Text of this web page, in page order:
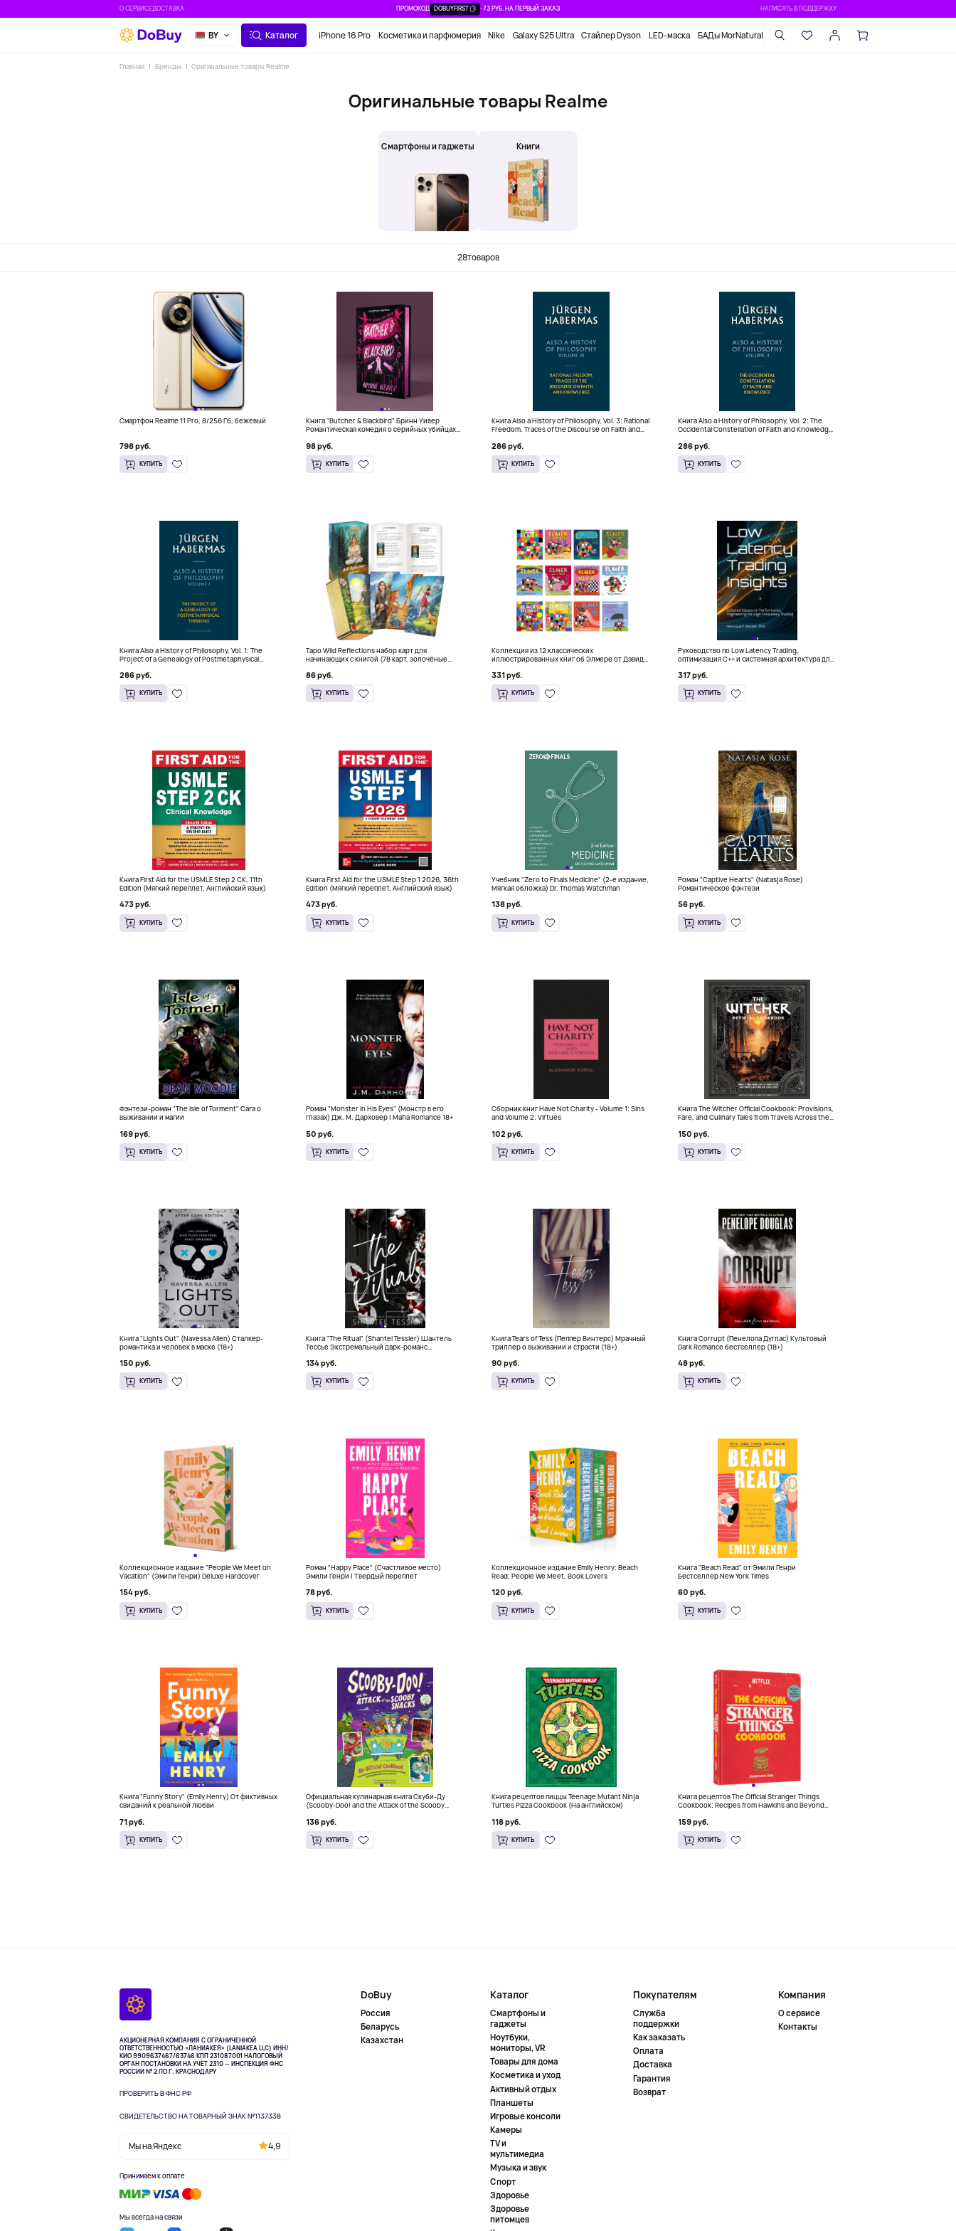
О СЕРВИСЕДОСТАВКА ПРОМОКОД DOBUYFIRST -73 РУБ. НА ПЕРВЫЙ ЗАКАЗ НАПИСАТЬ В ПОДДЕРЖКУ
BY Каталог iPhone 16 Pro Косметика и парфюмерия Nike Galaxy S25 Ultra Стайлер Dyson LED-маска БАДы MorNatural
Главная Бренды Оригинальные товары Realme
Оригинальные товары Realme
Смартфоны и гаджеты Книги
28товаров
Смартфон Realme 11 Pro, 8/256 Гб, бежевый
798 руб.
КУПИТЬ
Книга "Butcher & Blackbird" Бринн Уивер
Романтическая комедия о серийных убийцах
98 руб.
КУПИТЬ
Книга Also a History of Philosophy, Vol. 3: Rational
Freedom. Traces of the Discourse on Faith and
286 руб.
КУПИТЬ
Книга Also a History of Philosophy, Vol. 2: The
Occidental Constellation of Faith and Knowledge
286 руб.
КУПИТЬ
Книга Also a History of Philosophy, Vol. 1: The
Project of a Genealogy of Postmetaphysical
286 руб.
КУПИТЬ
Таро Wild Reflections набор карт для
начинающих с книгой (78 карт, золочёные
86 руб.
КУПИТЬ
Коллекция из 12 классических
иллюстрированных книг об Элмере от Дэвида
331 руб.
КУПИТЬ
Руководство по Low Latency Trading,
оптимизация C++ и системная архитектура для
317 руб.
КУПИТЬ
Книга First Aid for the USMLE Step 2 CK, 11th
Edition (Мягкий переплет, Английский язык)
473 руб.
КУПИТЬ
Книга First Aid for the USMLE Step 1 2026, 36th
Edition (Мягкий переплет, Английский язык)
473 руб.
КУПИТЬ
Учебник "Zero to Finals Medicine" (2-е издание,
Мягкая обложка) Dr. Thomas Watchman
138 руб.
КУПИТЬ
Роман "Captive Hearts" (Natasja Rose)
Романтическое фэнтези
56 руб.
КУПИТЬ
Фэнтези-роман "The Isle of Torment" Сага о
выживании и магии
169 руб.
КУПИТЬ
Роман "Monster in His Eyes" (Монстр в его
глазах) Дж. М. Дарховер | Mafia Romance 18+
50 руб.
КУПИТЬ
Сборник книг Have Not Charity - Volume 1: Sins
and Volume 2: Virtues
102 руб.
КУПИТЬ
Книга The Witcher Official Cookbook: Provisions,
Fare, and Culinary Tales from Travels Across the
150 руб.
КУПИТЬ
Книга "Lights Out" (Navessa Allen) Сталкер-
романтика и человек в маске (18+)
150 руб.
КУПИТЬ
Книга "The Ritual" (Shantel Tessier) Шантель
Тессье Экстремальный дарк-романс
134 руб.
КУПИТЬ
Книга Tears of Tess (Пеппер Винтерс) Мрачный
триллер о выживании и страсти (18+)
90 руб.
КУПИТЬ
Книга Corrupt (Пенелопа Дуглас) Культовый
Dark Romance бестселлер (18+)
48 руб.
КУПИТЬ
Коллекционное издание "People We Meet on
Vacation" (Эмили Генри) Deluxe Hardcover
154 руб.
КУПИТЬ
Роман "Happy Place" (Счастливое место)
Эмили Генри | Твердый переплет
78 руб.
КУПИТЬ
Коллекционное издание Emily Henry: Beach
Read, People We Meet, Book Lovers
120 руб.
КУПИТЬ
Книга "Beach Read" от Эмили Генри
Бестселлер New York Times
60 руб.
КУПИТЬ
Книга "Funny Story" (Emily Henry) От фиктивных
свиданий к реальной любви
71 руб.
КУПИТЬ
Официальная кулинарная книга Скуби-Ду
(Scooby-Doo! and the Attack of the Scooby
136 руб.
КУПИТЬ
Книга рецептов пиццы Teenage Mutant Ninja
Turtles Pizza Cookbook (На английском)
118 руб.
КУПИТЬ
Книга рецептов The Official Stranger Things
Cookbook: Recipes from Hawkins and Beyond
159 руб.
КУПИТЬ
АКЦИОНЕРНАЯ КОМПАНИЯ С ОГРАНИЧЕННОЙ
ОТВЕТСТВЕННОСТЬЮ «ЛАНИАКЕЯ» (LANIAKEA LLC) ИНН/
КИО 9909637467/63746 КПП 231087001НАЛОГОВЫЙ
ОРГАН ПОСТАНОВКИ НА УЧЁТ 2310 — ИНСПЕКЦИЯ ФНС
РОССИИ № 2 ПО Г. КРАСНОДАРУ
ПРОВЕРИТЬ В ФНС РФ
СВИДЕТЕЛЬСТВО НА ТОВАРНЫЙ ЗНАК №1137338
Мы на Яндекс 4,9
Принимаем к оплате
Мы всегда на связи
DoBuy
Россия
Беларусь
Казахстан
Каталог
Смартфоны и
гаджеты
Ноутбуки,
мониторы, VR
Товары для дома
Косметика и уход
Активный отдых
Планшеты
Игровые консоли
Камеры
TV и
мультимедиа
Музыка и звук
Спорт
Здоровье
Здоровье
питомцев
Покупателям
Служба
поддержки
Как заказать
Оплата
Доставка
Гарантия
Возврат
Компания
О сервисе
Контакты